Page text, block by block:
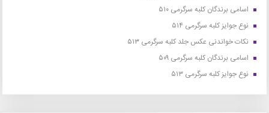
اسامی برندگان کلبه سرگرمی ۵۱۰
نوع جوایز کلبه سرگرمی ۵۱۴
نکات خواندنی عکس جلد کلبه سرگرمی ۵۱۳
اسامی برندگان کلبه سرگرمی ۵۰۹
نوع جوایز کلبه سرگرمی ۵۱۳